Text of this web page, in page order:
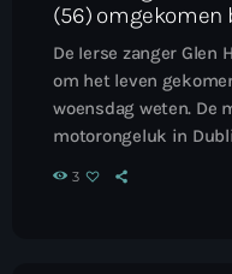
(56)
De Ierse zanger
om het leven
woensdag weten. De
motorongeluk in
3